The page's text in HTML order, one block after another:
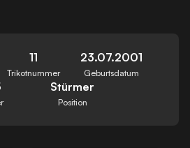
11
Trikotnummer
23.07.2001
Geburtsdatum
Stürmer
Position